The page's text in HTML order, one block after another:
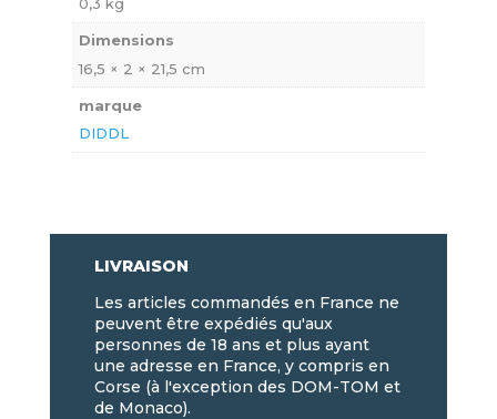
Dimensions
16,5 × 2 × 21,5 cm
marque
DIDDL
LIVRAISON
Les articles commandés en France ne
peuvent être expédiés qu'aux
personnes de 18 ans et plus ayant
une adresse en France, y compris en
Corse (à l'exception des DOM-TOM et
de Monaco).